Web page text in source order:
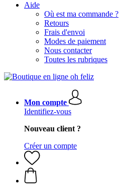
Aide
Où est ma commande ?
Retours
Frais d'envoi
Modes de paiement
Nous contacter
Toutes les rubriques
Mon compte
Identifiez-vous
Nouveau client ?
Créer un compte